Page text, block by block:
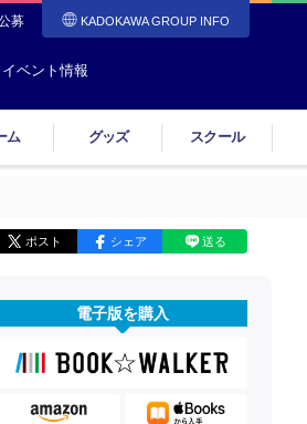
募 KADOKAWA GROUP INFO
イベント情報
ム グッズ スクール
ポスト シェア 送る
電子版を購入